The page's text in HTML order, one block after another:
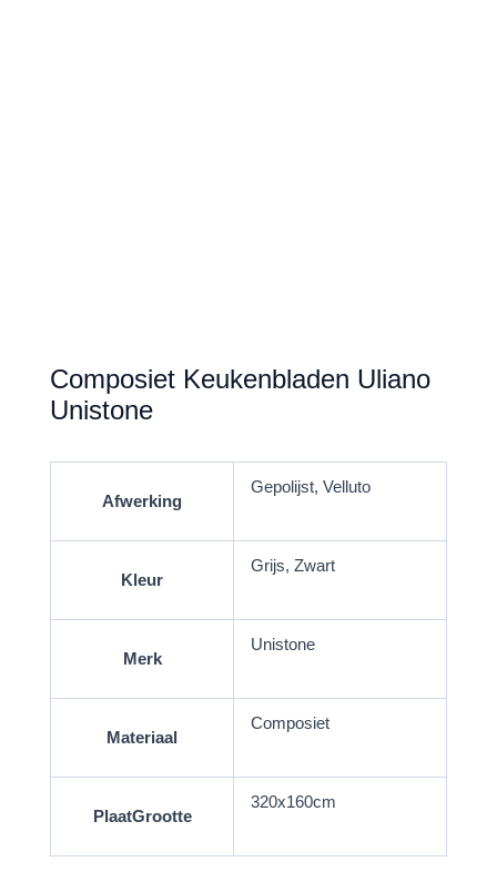
Composiet Keukenbladen Uliano
Unistone
Afwerking
Gepolijst, Velluto
Kleur
Grijs, Zwart
Merk
Unistone
Materiaal
Composiet
PlaatGrootte
320x160cm